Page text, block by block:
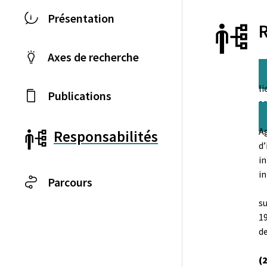
Présentation
Axes de recherche
Publications
Responsabilités
Parcours